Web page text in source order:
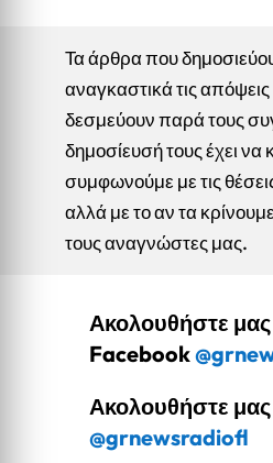
Τα άρθρα που
αναγκαστικά τις απόψεις
δεσμεύουν παρά τους
δημοσίευσή τους έχει να
συμφωνούμε με τις
αλλά με το αν τα
τους αναγνώστες μας.
Ακολουθήστε
Facebook
Ακολουθήστε
@grnewsradiofl